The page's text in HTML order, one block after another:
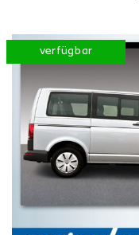
verfügbar